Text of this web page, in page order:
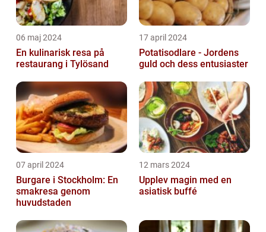
06 maj 2024
En kulinarisk resa på
restaurang i Tylösand
17 april 2024
Potatisodlare - Jordens
guld och dess entusiaster
07 april 2024
Burgare i Stockholm: En
smakresa genom
huvudstaden
12 mars 2024
Upplev magin med en
asiatisk buffé